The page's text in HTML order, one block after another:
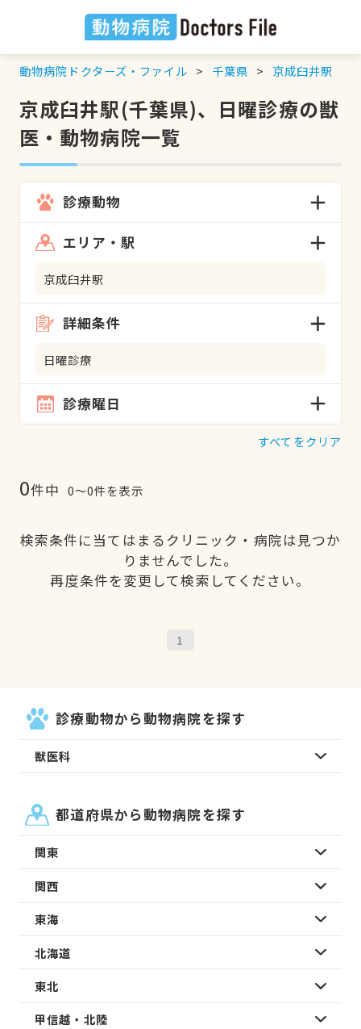
動物病院ドクターズ・ファイル 千葉県 京成臼井駅
京成臼井駅(千葉県)、日曜診療の獣
医・動物病院一覧
診療動物
エリア・駅
京成臼井駅
詳細条件
日曜診療
診療曜日
すべてをクリア
0件中 0〜0件を表示
検索条件に当てはまるクリニック・病院は見つか
りませんでした。
再度条件を変更して検索してください。
1
診療動物から動物病院を探す
獣医科
都道府県から動物病院を探す
関東
関西
東海
北海道
東北
甲信越・北陸